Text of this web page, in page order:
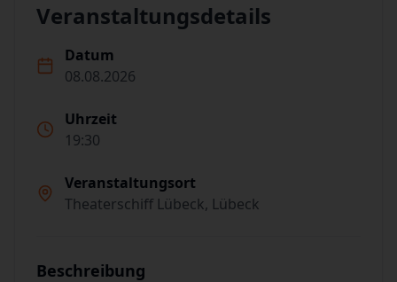
Veranstaltungsdetails
Datum
08.08.2026
Uhrzeit
19:30
Veranstaltungsort
Theaterschiff Lübeck, Lübeck
Beschreibung